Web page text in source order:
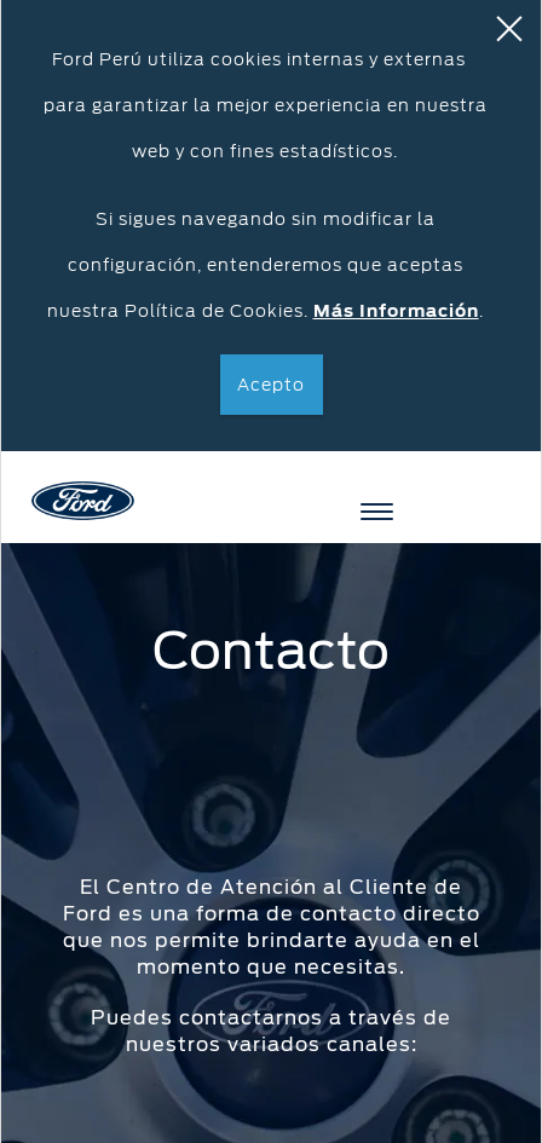
Ford Perú utiliza cookies internas y externas
para garantizar la mejor experiencia en nuestra
web y con fines estadísticos.
Si sigues navegando sin modificar la
configuración, entenderemos que aceptas
nuestra Política de Cookies. Más Información
Acepto
COTIZAR
Solicitar
cotización
VEHÍCULOS
OPORTUNIDADES
POSVENTA
FORD
Propietarios
Ford
Experiencias
Ford
Garantía
Manual del
Propietario
SERVICIOS
Ford
Posventa
Programa de
mantenimiento
Ford
Assistance
REPUESTOS
Y
ACCESORIOS
Accesorios
Repuestos
Originales
FORD
INICIAR
INICIAR
SESIÓN
Iniciar
sesión
Crea
tu
cuenta
Mi
cuenta
Cambiar
Contacto
El Centro de Atención al Cliente de
Ford es una forma de contacto directo
que nos permite brindarte ayuda en el
momento que necesitas.
Puedes contactarnos a través de
nuestros variados canales: